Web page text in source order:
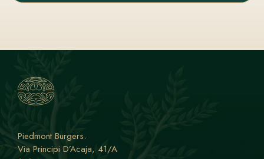
Piedmont Burgers.
Via Principi D’Acaja, 41/A